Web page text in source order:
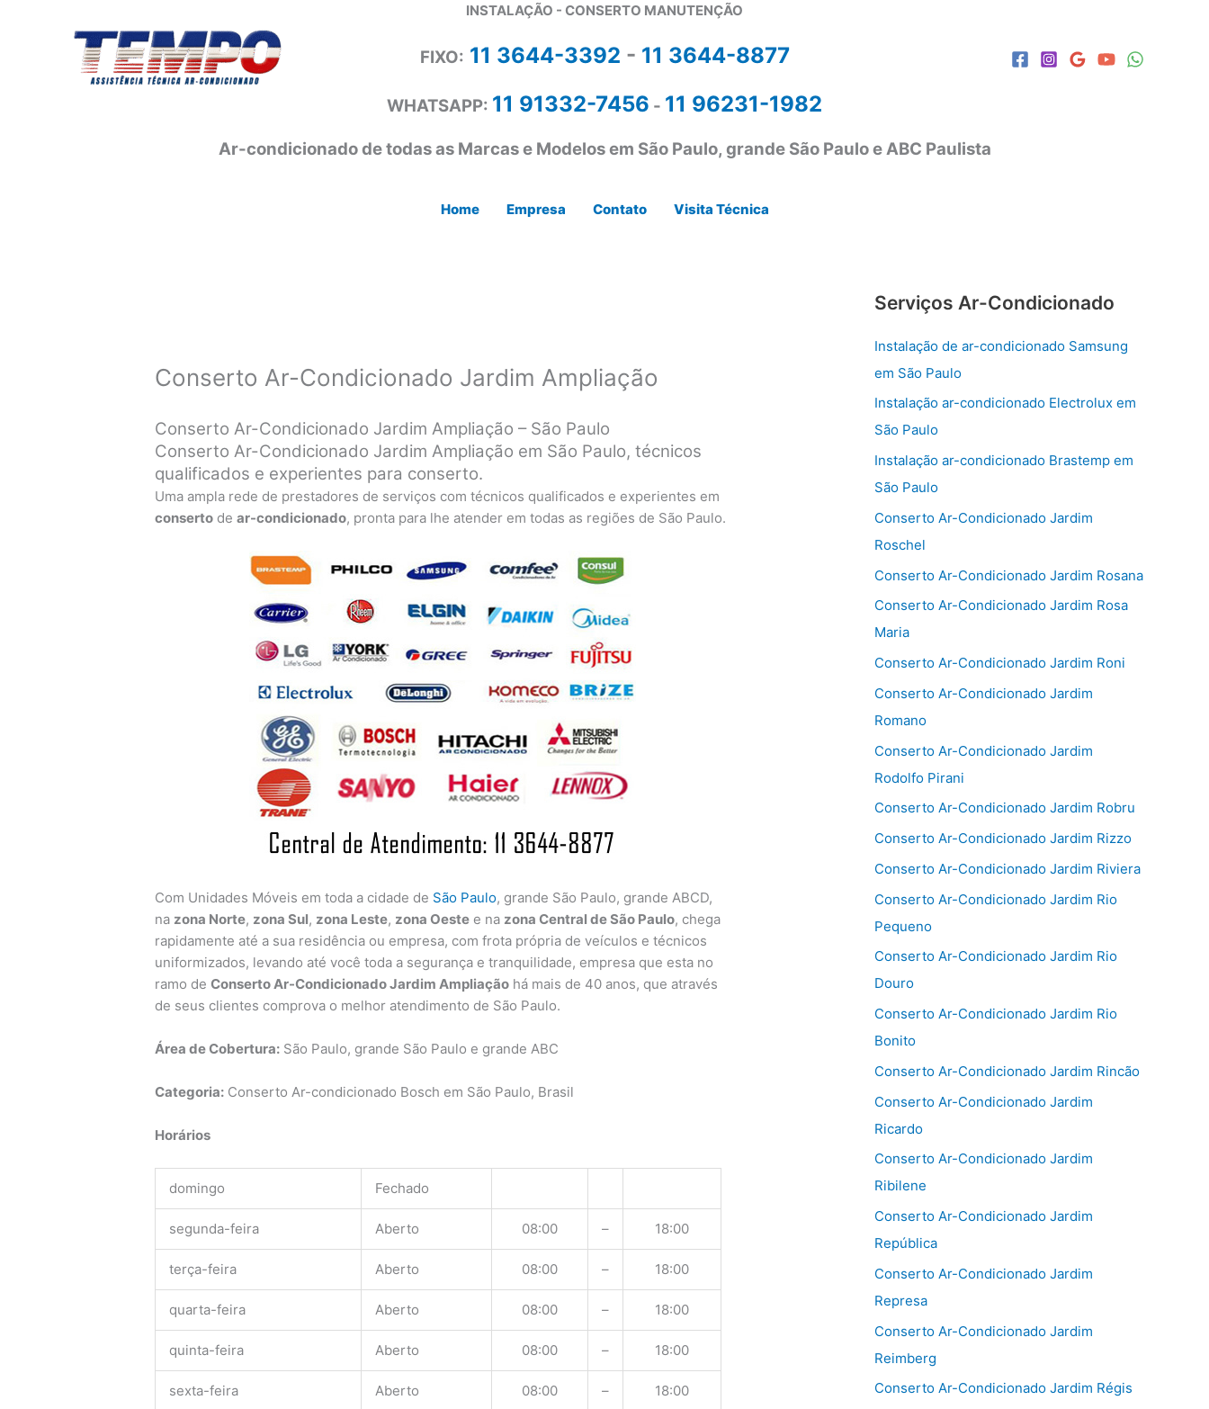
INSTALAÇÃO - CONSERTO MANUTENÇÃO
FIXO: 11 3644-3392 - 11 3644-8877
WHATSAPP: 11 91332-7456 - 11 96231-1982
Ar-condicionado de todas as Marcas e Modelos em São Paulo, grande São Paulo e ABC Paulista
Home Empresa Contato Visita Técnica
Conserto Ar-Condicionado Jardim Ampliação
Conserto Ar-Condicionado Jardim Ampliação – São Paulo
Conserto Ar-Condicionado Jardim Ampliação em São Paulo, técnicos
qualificados e experientes para conserto.
Uma ampla rede de prestadores de serviços com técnicos qualificados e experientes em
conserto dear-condicionado, pronta para lhe atender em todas as regiões de São Paulo.
Com Unidades Móveis em toda a cidade de São Paulo, grande São Paulo, grande ABCD,
na zona Norte, zona Sul, zona Leste, zona Oeste e na zona Central de São Paulo, chega
rapidamente até a sua residência ou empresa, com frota própria de veículos e técnicos
uniformizados, levando até você toda a segurança e tranquilidade, empresa que esta no
ramo deConserto Ar-Condicionado Jardim Ampliação há mais de 40 anos, que através
de seus clientes comprova o melhor atendimento de São Paulo.
Área de Cobertura: São Paulo, grande São Paulo e grande ABC
Categoria: Conserto Ar-condicionado Bosch em São Paulo, Brasil
Horários
domingo Fechado
segunda-feira Aberto 08:00 – 18:00
terça-feira Aberto 08:00 – 18:00
quarta-feira Aberto 08:00 – 18:00
quinta-feira Aberto 08:00 – 18:00
sexta-feira Aberto 08:00 – 18:00
Serviços Ar-Condicionado
Instalação de ar-condicionado Samsung
em São Paulo
Instalação ar-condicionado Electrolux em
São Paulo
Instalação ar-condicionado Brastemp em
São Paulo
Conserto Ar-Condicionado Jardim
Roschel
Conserto Ar-Condicionado Jardim Rosana
Conserto Ar-Condicionado Jardim Rosa
Maria
Conserto Ar-Condicionado Jardim Roni
Conserto Ar-Condicionado Jardim
Romano
Conserto Ar-Condicionado Jardim
Rodolfo Pirani
Conserto Ar-Condicionado Jardim Robru
Conserto Ar-Condicionado Jardim Rizzo
Conserto Ar-Condicionado Jardim Riviera
Conserto Ar-Condicionado Jardim Rio
Pequeno
Conserto Ar-Condicionado Jardim Rio
Douro
Conserto Ar-Condicionado Jardim Rio
Bonito
Conserto Ar-Condicionado Jardim Rincão
Conserto Ar-Condicionado Jardim
Ricardo
Conserto Ar-Condicionado Jardim
Ribilene
Conserto Ar-Condicionado Jardim
República
Conserto Ar-Condicionado Jardim
Represa
Conserto Ar-Condicionado Jardim
Reimberg
Conserto Ar-Condicionado Jardim Régis